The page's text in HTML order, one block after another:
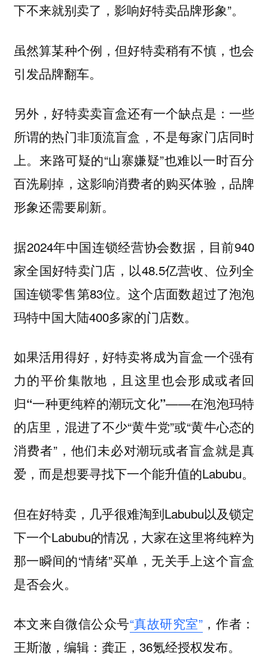
下不来就别卖了，影响好特卖品牌形象”。
虽然算某种个例，但好特卖稍有不慎，也会
引发品牌翻车。
另外，好特卖卖盲盒还有一个缺点是：一些
所谓的热门非顶流盲盒，不是每家门店同时
上。来路可疑的“山寨嫌疑”也难以一时百分
百洗刷掉，这影响消费者的购买体验，品牌
形象还需要刷新。
据2024年中国连锁经营协会数据，目前940
家全国好特卖门店，以48.5亿营收、位列全
国连锁零售第83位。这个店面数超过了泡泡
玛特中国大陆400多家的门店数。
如果活用得好，好特卖将成为盲盒一个强有
力的平价集散地，且这里也会形成或者回
归“一种更纯粹的潮玩文化”——在泡泡玛特
的店里，混进了不少“黄牛党”或“黄牛心态的
消费者”，他们未必对潮玩或者盲盒就是真
爱，而是想要寻找下一个能升值的Labubu。
但在好特卖，几乎很难淘到Labubu以及锁定
下一个Labubu的情况，大家在这里将纯粹为
那一瞬间的“情绪”买单，无关手上这个盲盒
是否会火。
本文来自微信公众号“真故研究室”，作者：
王斯澈，编辑：龚正，36氪经授权发布。